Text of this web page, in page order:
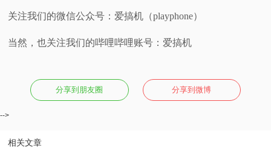
关注我们的微信公众号：爱搞机（playphone）
当然，也关注我们的哔哩哔哩账号：爱搞机
分享到朋友圈 分享到微博
-->
相关文章